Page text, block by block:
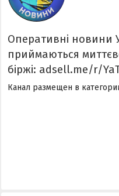
Оперативні новини
приймаються
біржі: adsell.me/r/YaT2UG ㅤ ㅤ ㅤ ㅤ ㅤ
Канал размещен в